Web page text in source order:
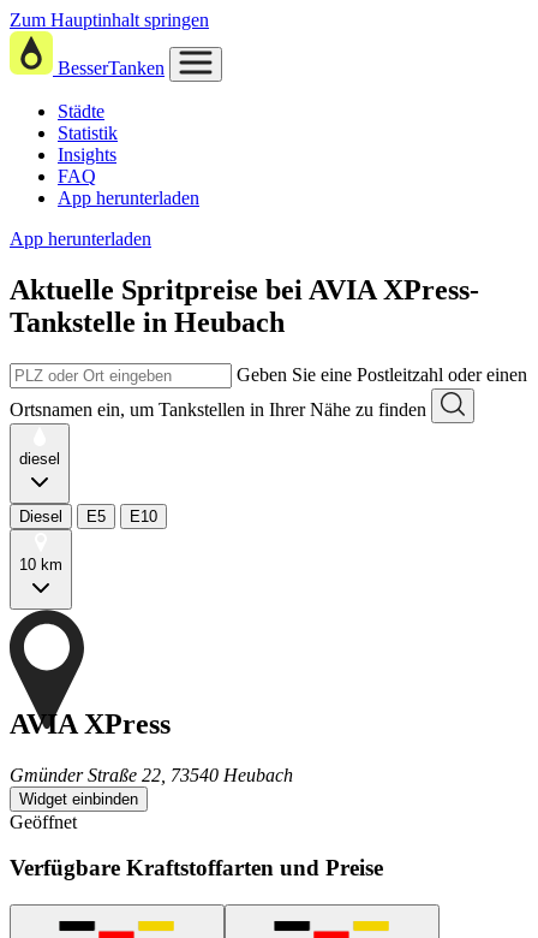
Zum Hauptinhalt springen
BesserTanken
Städte
Statistik
Insights
FAQ
App herunterladen
App herunterladen
Aktuelle Spritpreise bei AVIA XPress-
Tankstelle in Heubach
Geben Sie eine Postleitzahl oder einen
Ortsnamen ein, um Tankstellen in Ihrer Nähe zu finden
diesel
Diesel E5 E10
10 km
AVIA XPress
Gmünder Straße 22, 73540 Heubach
Widget einbinden
Geöffnet
Verfügbare Kraftstoffarten und Preise